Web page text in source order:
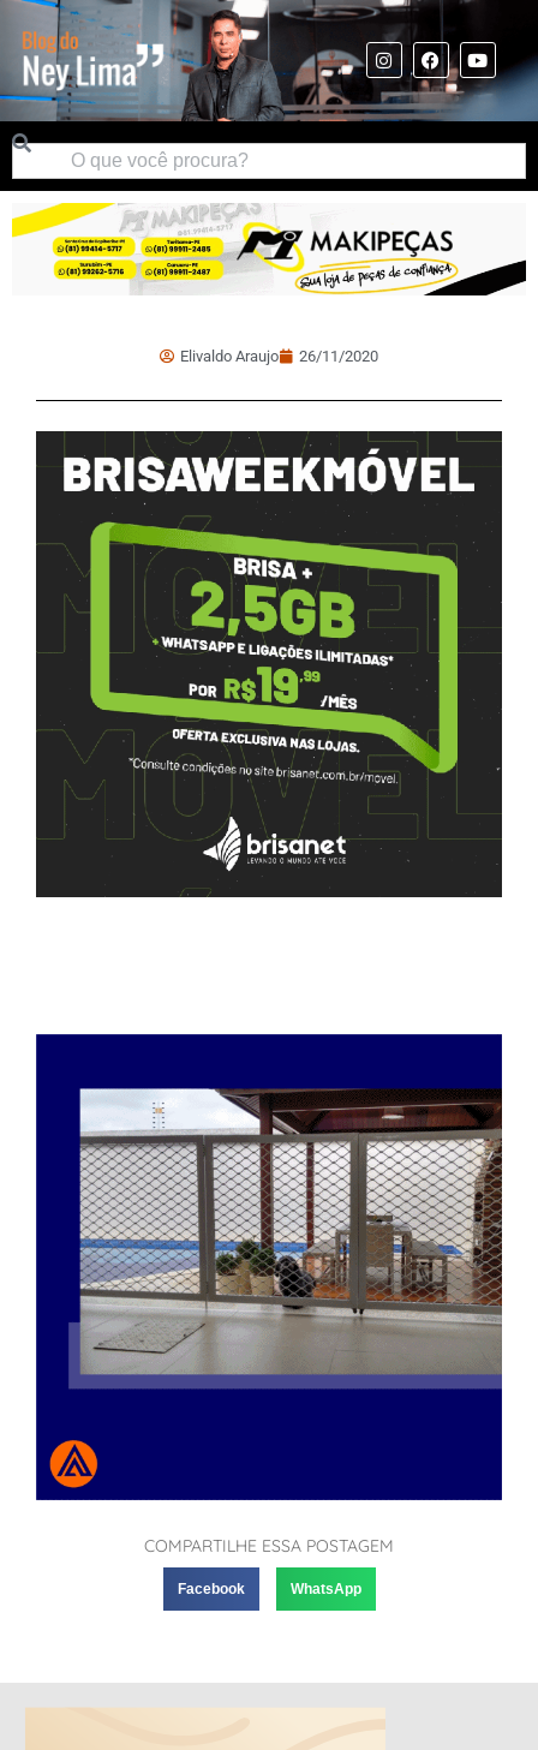
Elivaldo Araujo 26/11/2020
COMPARTILHE ESSA POSTAGEM
Facebook WhatsApp